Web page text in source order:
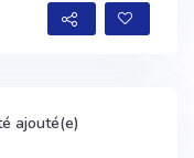
ajouté(e)